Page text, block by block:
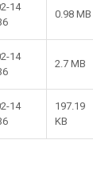
14
0.98 MB
14
2.7 MB
14
197.19
KB